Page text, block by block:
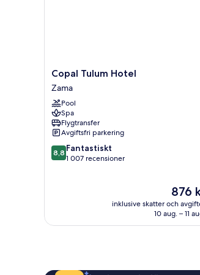
Copal
Tulum
Hotel
Zama
Copal Tulum Hotel
Zama
Pool
Spa
Flygtransfer
Avgiftsfri parkering
8.8
av
8,8 Fantastiskt
1 007 recensioner
Priset
är
876 kr
876
inklusive skatter och
10 aug. – 11